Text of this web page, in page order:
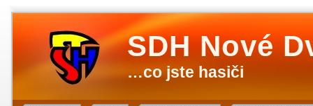
SDH Nové
…co jste hasiči